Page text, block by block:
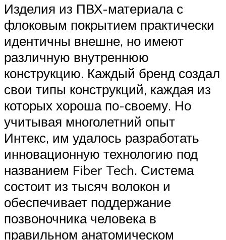
Изделия из ПВХ-материала с
флоковым покрытием практически
идентичны внешне, но имеют
различную внутреннюю
конструкцию. Каждый бренд создал
свои типы конструкций, каждая из
которых хороша по-своему. Но
учитывая многолетний опыт
Интекс, им удалось разработать
инновационную технологию под
названием Fiber Tech. Система
состоит из тысяч волокон и
обеспечивает поддержание
позвоночника человека в
правильном анатомическом